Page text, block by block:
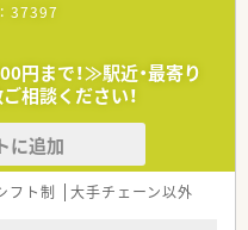
アで業界最大規模を誇り、年
ている非常に安定した企業で
ーション」を目指し、全ての
るという高い目標を掲げてい
を展開しているため、ご自宅
ア設定が可能となっておりま
37397
円まで！≫駅近・最寄り
相談ください！
に追加
フト制 大手チェーン以外